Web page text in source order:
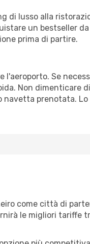
di lusso alla
un bestseller
prima di partire.
Se
Non dimenticare
navetta prenotata.
come città di
le migliori tariffe